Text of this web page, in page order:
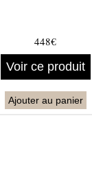
448€
Voir ce produit
Ajouter au panier